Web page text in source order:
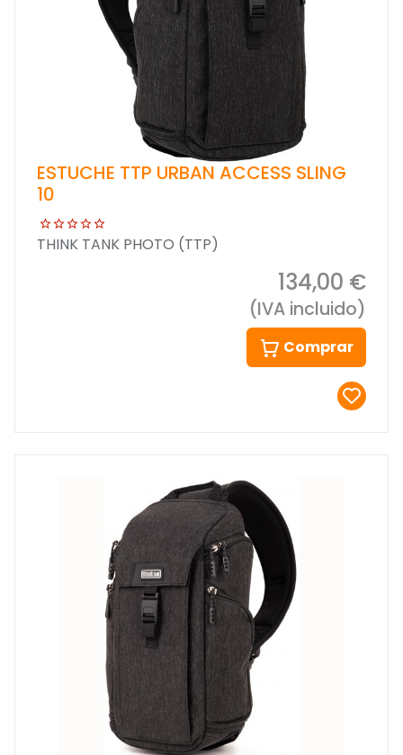
ESTUCHE TTP URBAN ACCESS SLING
10
THINK TANK PHOTO (TTP)
134,00 €
(IVA incluido)
Comprar